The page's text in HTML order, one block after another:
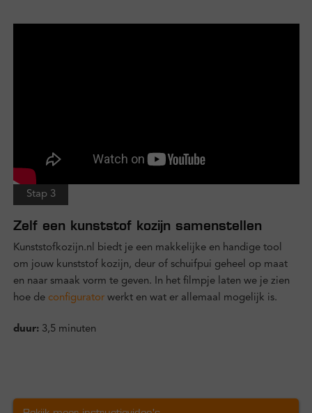
Stap 3
Zelf een kunststof kozijn samenstellen
Kunststofkozijn.nl biedt je een makkelijke en handige tool
om jouw kunststof kozijn, deur of schuifpui geheel op maat
en naar smaak vorm te geven. In het filmpje laten we je zien
hoe de configuratorwerkt en wat er allemaal mogelijk is.
duur:3,5 minuten